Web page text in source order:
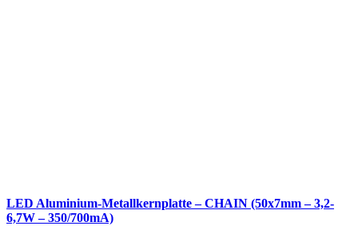
LED Aluminium-Metallkernplatte – CHAIN (50x7mm – 3,2-
6,7W – 350/700mA)